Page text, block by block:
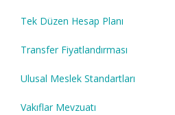
Tek Düzen Hesap Planı
Transfer Fiyatlandırması
Ulusal Meslek Standartları
Vakıflar Mevzuatı